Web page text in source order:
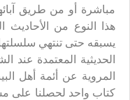
مباشرة أو من طريق
هذا النوع من الأحاديث
يسبقه حتى تنتهي
الحديثية المعتمدة عند
المروية عن أئمة أهل
كتاب واحد لحصلنا على